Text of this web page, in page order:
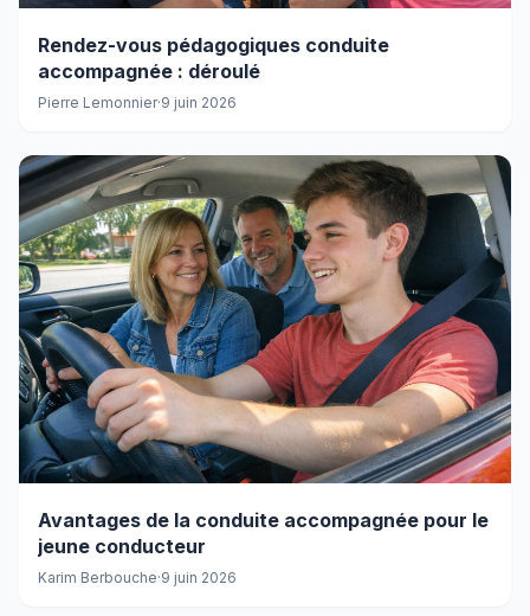
Rendez-vous pédagogiques conduite
accompagnée : déroulé
Pierre Lemonnier·9 juin 2026
Avantages de la conduite accompagnée pour le
jeune conducteur
Karim Berbouche·9 juin 2026